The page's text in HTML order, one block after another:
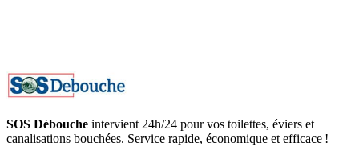
SOS Débouche intervient 24h/24 pour vos toilettes, éviers et
canalisations bouchées. Service rapide, économique et efficace !